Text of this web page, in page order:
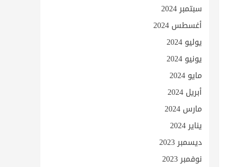
سبتمبر 2024
أغسطس 2024
يوليو 2024
يونيو 2024
مايو 2024
أبريل 2024
مارس 2024
يناير 2024
ديسمبر 2023
نوفمبر 2023